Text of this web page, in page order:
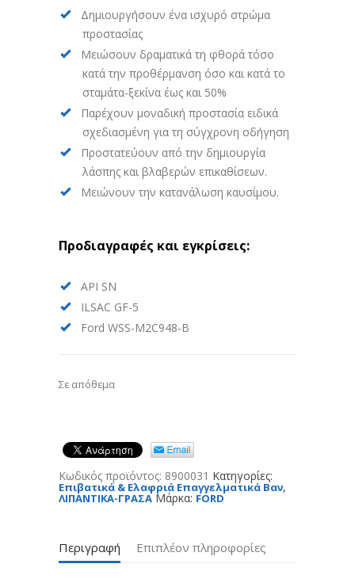
Δημιουργήσουν ένα ισχυρό στρώμα
προστασίας
Μειώσουν δραματικά τη φθορά τόσο
κατά την προθέρμανση όσο και κατά το
σταμάτα-ξεκίνα έως και 50%
Παρέχουν μοναδική προστασία ειδικά
σχεδιασμένη για τη σύγχρονη οδήγηση
Προστατεύουν από την δημιουργία
λάσπης και βλαβερών επικαθίσεων.
Μειώνουν την κατανάλωση καυσίμου.
Προδιαγραφές και εγκρίσεις:
API SN
ILSAC GF-5
Ford WSS-M2C948-B
Σε απόθεμα
Κωδικός προϊόντος: 8900031 Κατηγορίες:
Επιβατικά & Ελαφριά Επαγγελματικά Βαν,
ΛΙΠΑΝΤΙΚΑ-ΓΡΑΣΑ Μάρκα: FORD
Περιγραφή Επιπλέον πληροφορίες